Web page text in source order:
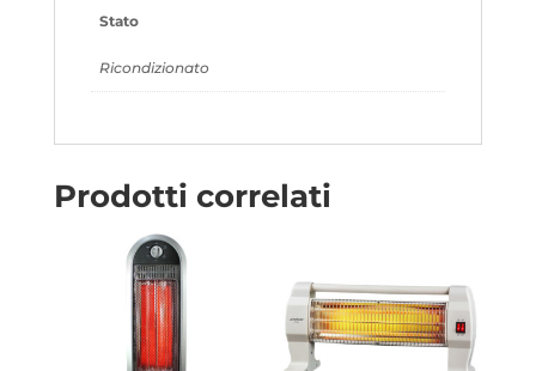
Stato
Ricondizionato
Prodotti correlati